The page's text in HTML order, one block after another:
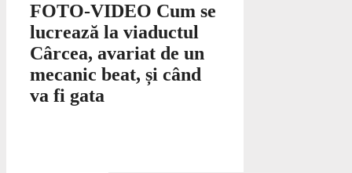
FOTO-VIDEO Cum se
lucrează la viaductul
Cârcea, avariat de un
mecanic beat, și când
va fi gata